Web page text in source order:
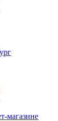
магазине